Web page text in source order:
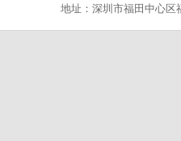
地址：深圳市福田中心